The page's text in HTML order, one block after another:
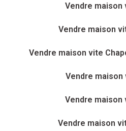
Vendre maison
Vendre maison
Vendre maison vite
Vendre maison
Vendre maison
Vendre maison